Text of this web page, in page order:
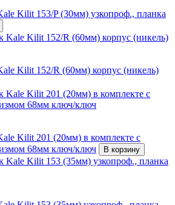
Kilit 153/P (30мм) узкопроф., планка
Kilit 152/R (60мм) корпус (никель)
Kilit 201 (20мм) в комплекте с
68мм ключ/ключ
В корзину